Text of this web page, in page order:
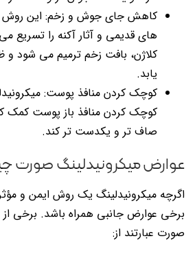
کاهش جای جوش و زخم: این روش
های قدیمی و آثار آکنه را تسریع
کلاژن، بافت زخم ترمیم می شود
یابد.
کوچک کردن منافذ پوست:
کوچک کردن منافذ باز پوست کمک
صاف تر و یکدست تر کند.
عوارض میکرونیدلینگ صورت
اگرچه میکرونیدلینگ یک روش ایمن و
برخی عوارض جانبی همراه باشد. برخی
صورت عبارتند از: